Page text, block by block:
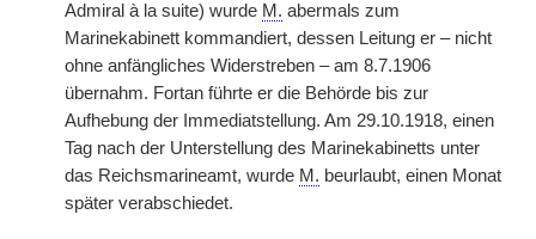
Admiral à la suite) wurde M. abermals zum
Marinekabinett kommandiert, dessen Leitung er – nicht
ohne anfängliches Widerstreben – am 8.7.1906
übernahm. Fortan führte er die Behörde bis zur
Aufhebung der Immediatstellung. Am 29.10.1918, einen
Tag nach der Unterstellung des Marinekabinetts unter
das Reichsmarineamt, wurde M. beurlaubt, einen Monat
später verabschiedet.